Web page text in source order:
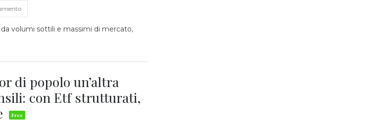
volumi sottili e massimi di mercato,
di popolo un’altra
con Etf strutturati,